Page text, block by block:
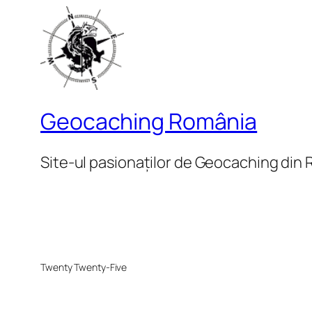
Geocaching România
Site-ul pasionaților de Geocaching din
Twenty Twenty-Five